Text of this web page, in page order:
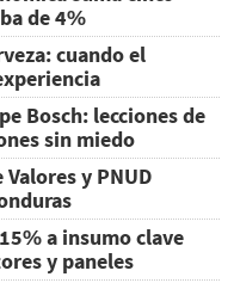
de 4%
cuando el
Bosch: lecciones de
sin miedo
y PNUD
a insumo clave
y paneles